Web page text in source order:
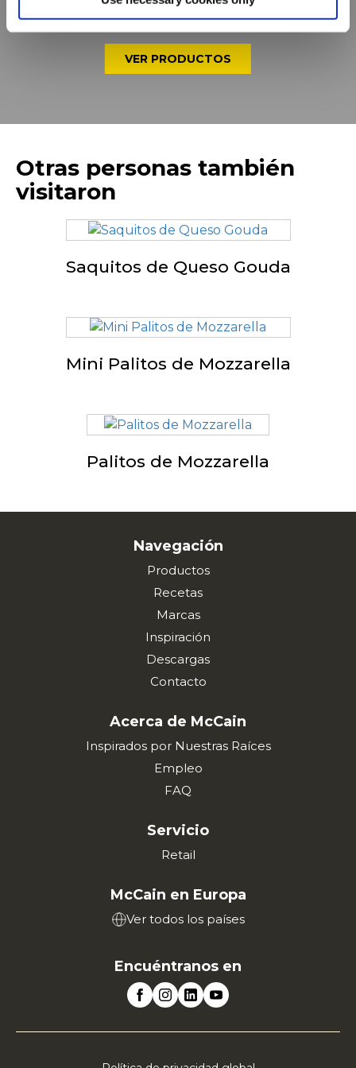
completa
VER PRODUCTOS
Otras personas también
visitaron
Saquitos de Queso Gouda
Mini Palitos de Mozzarella
Palitos de Mozzarella
Navegación
Productos
Recetas
Marcas
Inspiración
Descargas
Contacto
Acerca de McCain
Inspirados por Nuestras Raíces
Empleo
FAQ
Servicio
Retail
McCain en Europa
Ver todos los países
Encuéntranos en